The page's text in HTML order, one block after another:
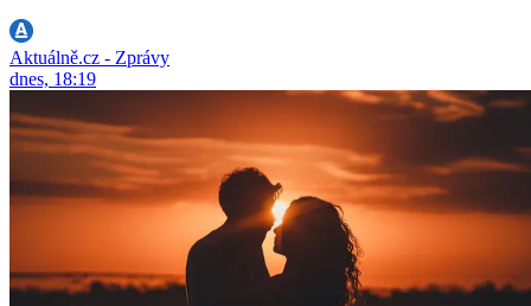
Aktuálně.cz - Zprávy
dnes, 18:19